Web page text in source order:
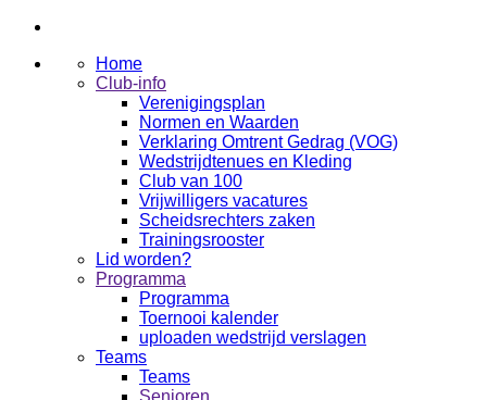
Home
Club-info
Verenigingsplan
Normen en Waarden
Verklaring Omtrent Gedrag (VOG)
Wedstrijdtenues en Kleding
Club van 100
Vrijwilligers vacatures
Scheidsrechters zaken
Trainingsrooster
Lid worden?
Programma
Programma
Toernooi kalender
uploaden wedstrijd verslagen
Teams
Teams
Senioren